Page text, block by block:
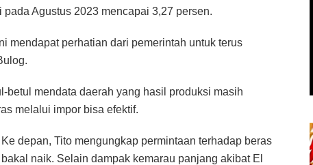
Agustus 2023 mencapai 3,27 persen.
mendapat perhatian dari pemerintah untuk terus
betul mendata daerah yang hasil produksi masih
melalui impor bisa efektif.
Ke depan, Tito mengungkap permintaan terhadap beras
bakal naik. Selain dampak kemarau panjang akibat El